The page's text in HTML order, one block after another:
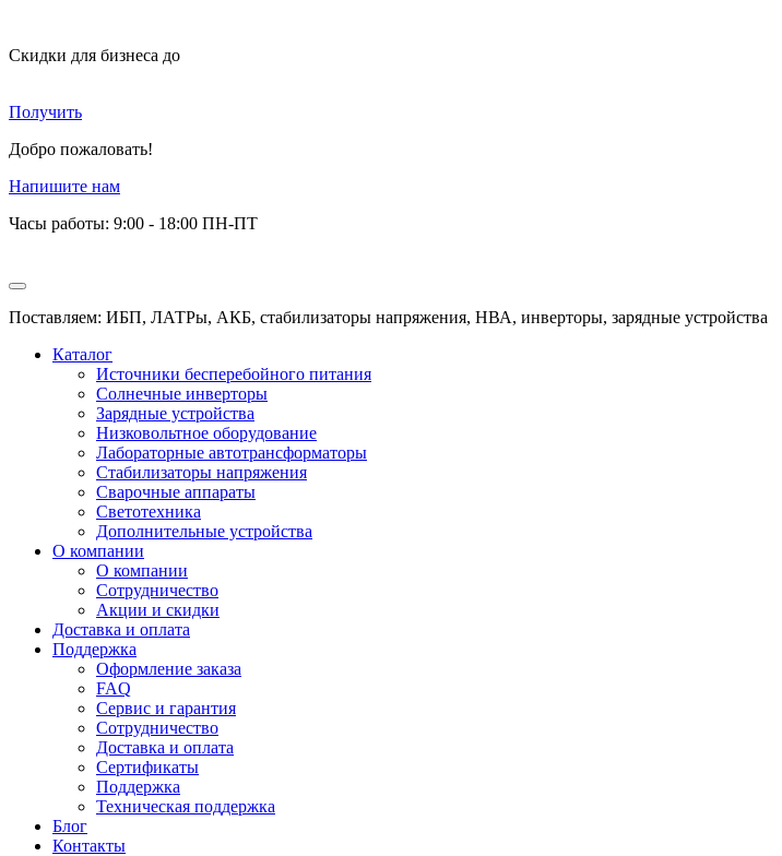
Скидки для бизнеса до
Получить
Добро пожаловать!
Напишите нам
Часы работы: 9:00 - 18:00 ПН-ПТ
Поставляем: ИБП, ЛАТРы, АКБ, стабилизаторы напряжения, НВА, инверторы, зарядные устройства
Каталог
Источники бесперебойного питания
Солнечные инверторы
Зарядные устройства
Низковольтное оборудование
Лабораторные автотрансформаторы
Стабилизаторы напряжения
Сварочные аппараты
Светотехника
Дополнительные устройства
О компании
О компании
Сотрудничество
Акции и скидки
Доставка и оплата
Поддержка
Оформление заказа
FAQ
Сервис и гарантия
Сотрудничество
Доставка и оплата
Сертификаты
Поддержка
Техническая поддержка
Блог
Контакты